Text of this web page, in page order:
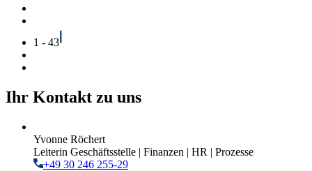
1 - 43
Ihr Kontakt zu uns
Yvonne Röchert
Leiterin Geschäftsstelle | Finanzen | HR | Prozesse
+49 30 246 255-29